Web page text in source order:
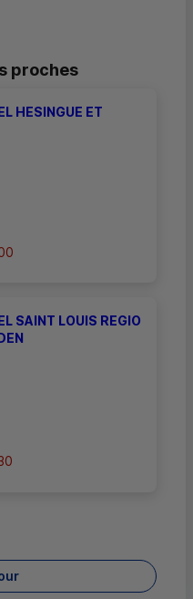
proches
HESINGUE ET
SAINT LOUIS REGIO